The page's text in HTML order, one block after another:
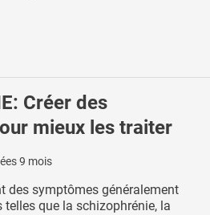
Créer des
mieux les traiter
9 mois
des symptômes généralement
que la schizophrénie, la